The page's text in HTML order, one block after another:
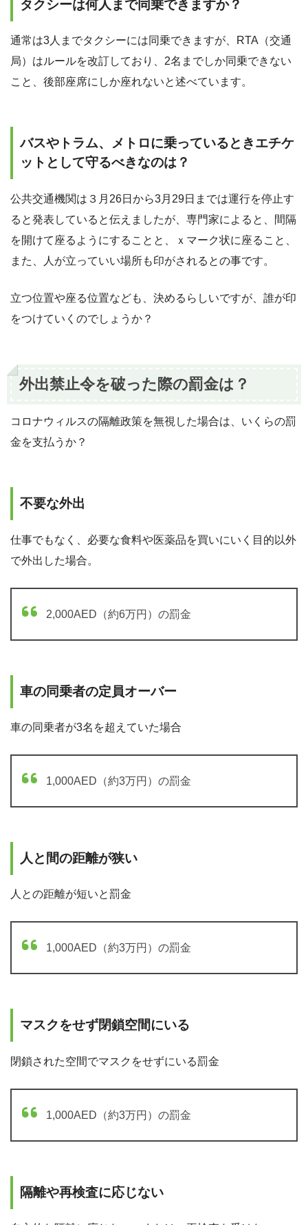
タクシーは何人まで同乗できますか？
通常は3人までタクシーには同乗できますが、RTA（交通
局）はルールを改訂しており、2名までしか同乗できない
こと、後部座席にしか座れないと述べています。
バスやトラム、メトロに乗っているときエチケ
ットとして守るべきなのは？
公共交通機関は３月26日から3月29日までは運行を停止す
ると発表していると伝えましたが、専門家によると、間隔
を開けて座るようにすることと、ｘマーク状に座ること、
また、人が立っていい場所も印がされるとの事です。
立つ位置や座る位置なども、決めるらしいですが、誰が印
をつけていくのでしょうか？
外出禁止令を破った際の罰金は？
コロナウィルスの隔離政策を無視した場合は、いくらの罰
金を支払うか？
不要な外出
仕事でもなく、必要な食料や医薬品を買いにいく目的以外
で外出した場合。
2,000AED（約6万円）の罰金
車の同乗者の定員オーバー
車の同乗者が3名を超えていた場合
1,000AED（約3万円）の罰金
人と間の距離が狭い
人との距離が短いと罰金
1,000AED（約3万円）の罰金
マスクをせず閉鎖空間にいる
閉鎖された空間でマスクをせずにいる罰金
1,000AED（約3万円）の罰金
隔離や再検査に応じない